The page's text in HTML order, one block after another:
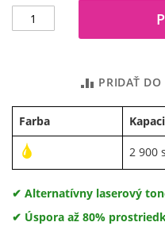
PRIDAŤ
Farba
2 900
✔ Alternatívny laserový
✔ Úspora až 80%